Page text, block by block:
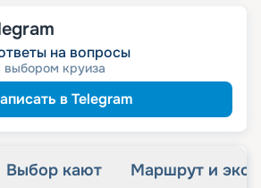
на вопросы
круиза
в Telegram
Выбор кают Маршрут и